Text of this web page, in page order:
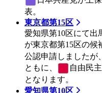
表。
東京都第15区
愛知県第10区にて出
が東京都第15区の候
公認申請しましたが
ともに、
自由民
となります。
愛知県第10区